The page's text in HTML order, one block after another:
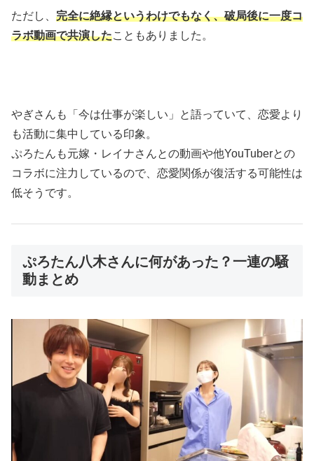
ただし、 完全に絶縁というわけでもなく、破局後に一度コ
ラボ動画で共演したこともありました。
やぎさんも「今は仕事が楽しい」と語っていて、恋愛より
も活動に集中している印象。
ぷろたんも元嫁・レイナさんとの動画や他YouTuberとの
コラボに注力しているので、恋愛関係が復活する可能性は
低そうです。
ぷろたん八木さんに何があった？一連の騒
動まとめ